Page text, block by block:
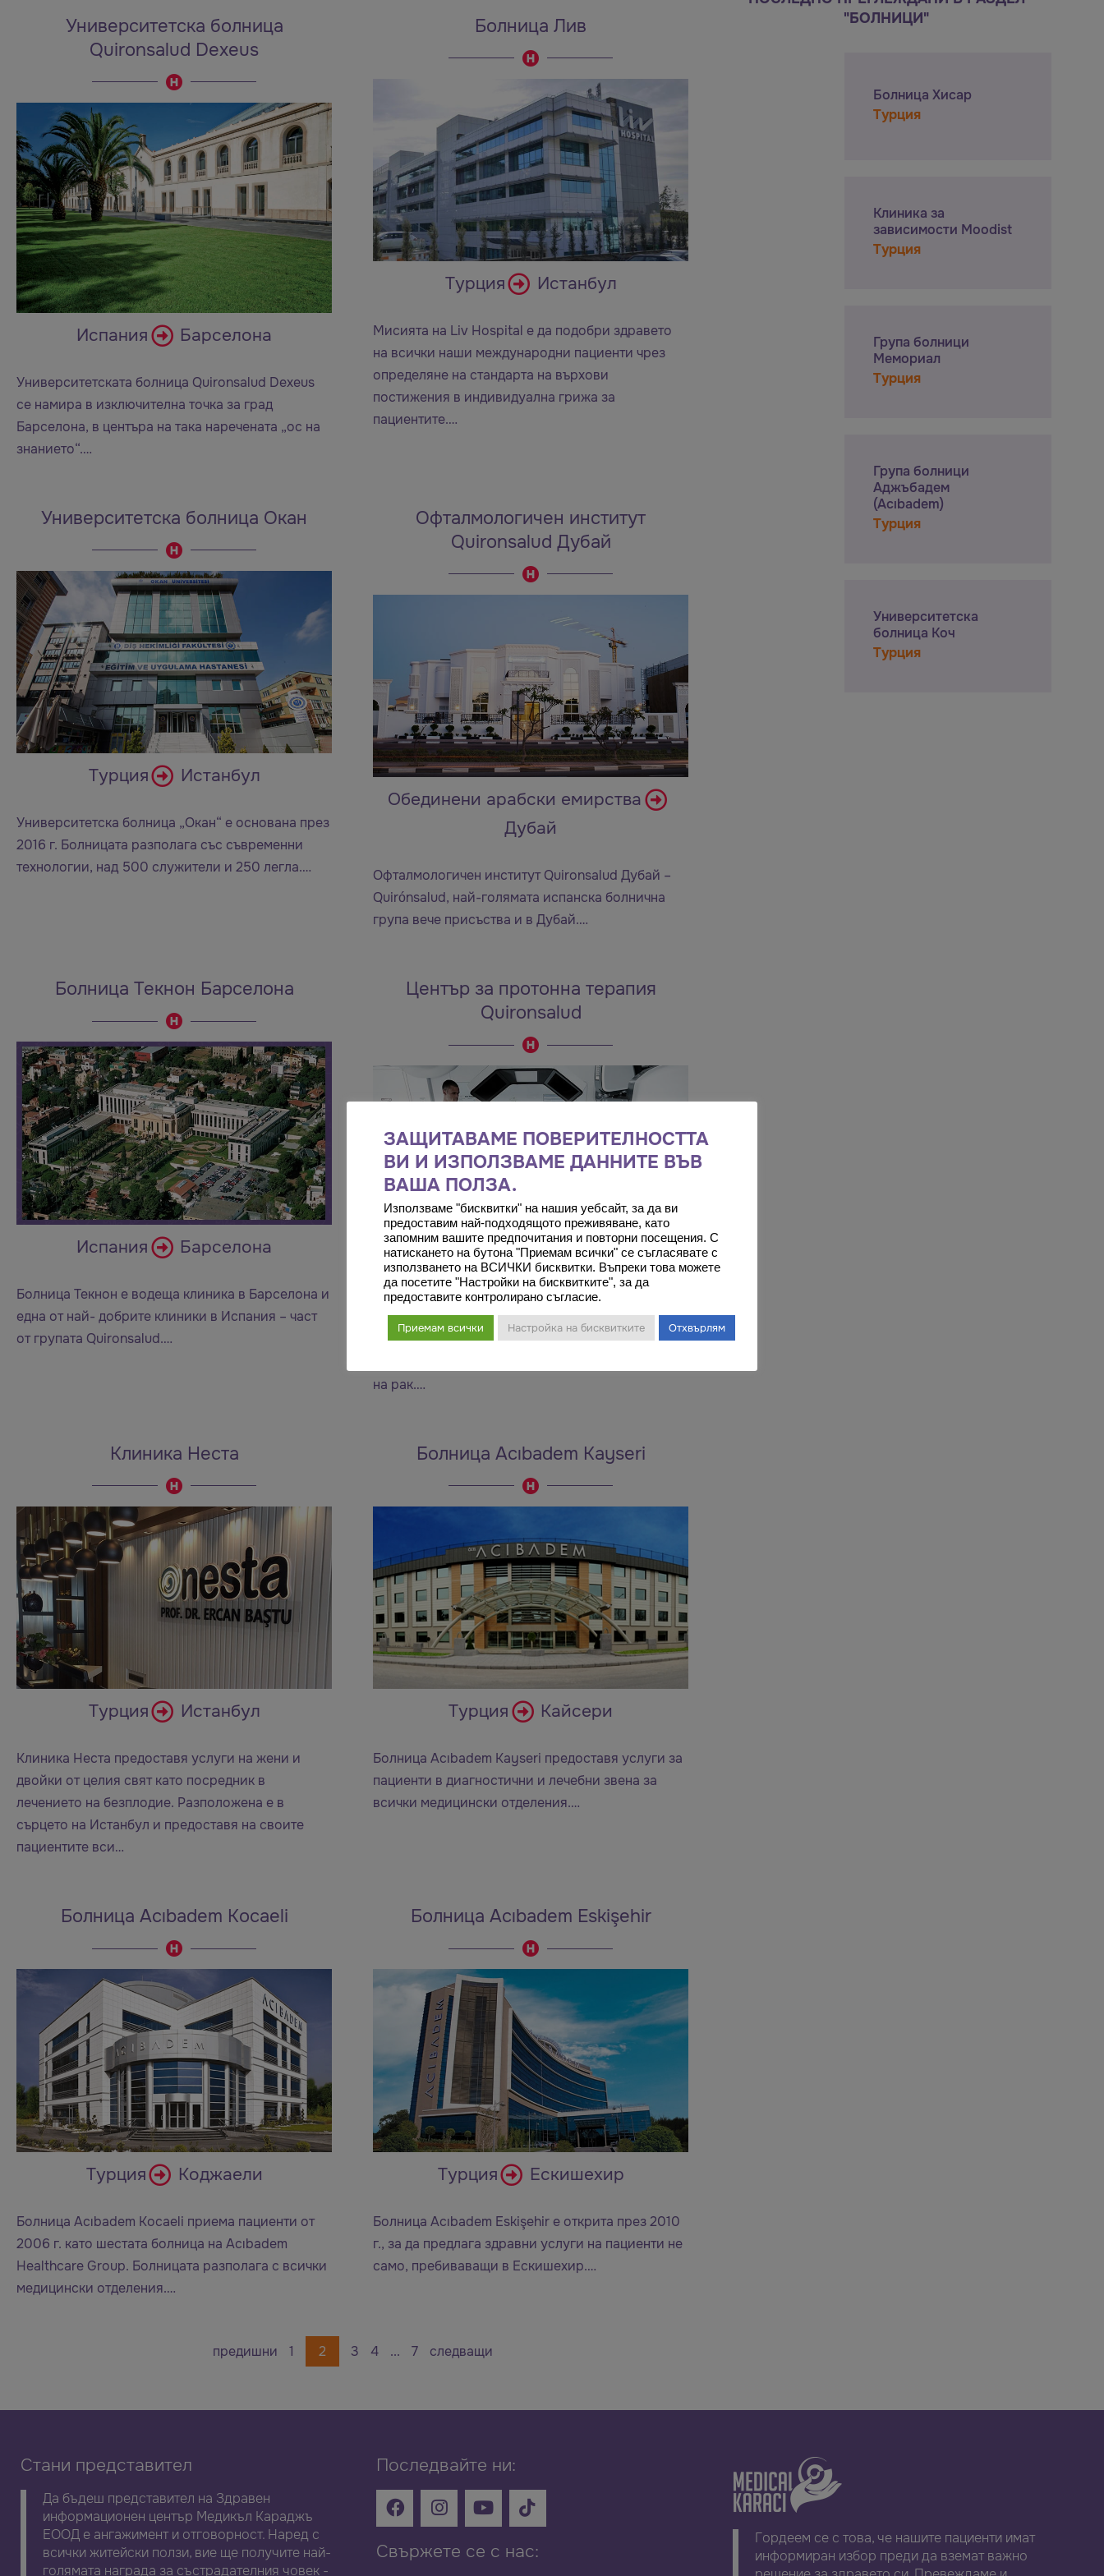
Университетска болница
Quironsalud Dexeus
Испания Барселона
Университетската болница Quironsalud Dexeus
се намира в изключителна точка за град
Барселона, в центъра на така наречената „ос на
знанието“.…
Болница Лив
Турция Истанбул
Мисията на Liv Hospital е да подобри здравето
на всички наши международни пациенти чрез
определяне на стандарта на върхови
постижения в индивидуална грижа за
пациентите.…
Университетска болница Окан
Турция Истанбул
Университетска болница „Окан“ е основана през
2016 г. Болницата разполага със съвременни
технологии, над 500 служители и 250 легла.…
Офталмологичен институт
Quironsalud Дубай
Обединени арабски емирства
Дубай
Офталмологичен институт Quironsalud Дубай –
Quirónsalud, най-голямата испанска болнична
група вече присъства и в Дубай.…
Болница Текнон Барселона
Испания Барселона
Болница Текнон е водеща клиника в Барселона и
една от най- добрите клиники в Испания – част
от групата Quironsalud.…
Център за протонна терапия
Quironsalud
Испания Мадрид
Центърът за протонна терапия Quirónsalud,
открит през 2019 г. в Мадрид, е първият в
на рак.…
Клиника Неста
Турция Истанбул
Клиника Неста предоставя услуги на жени и
двойки от целия свят като посредник в
лечението на безплодие. Разположена е в
сърцето на Истанбул и предоставя на своите
пациентите вси…
Болница Acıbadem Kayseri
Турция Кайсери
Болница Acıbadem Kayseri предоставя услуги за
пациенти в диагностични и лечебни звена за
всички медицински отделения.…
Болница Acıbadem Kocaeli
Турция Коджаели
Болница Acıbadem Kocaeli приема пациенти от
2006 г. като шестата болница на Acıbadem
Healthcare Group. Болницата разполага с всички
медицински отделения.…
Болница Acıbadem Eskişehir
Турция Ескишехир
Болница Acıbadem Eskişehir е открита през 2010
г., за да предлага здравни услуги на пациенти не
само, пребиваващи в Ескишехир.…
предишни 1 2 3 4 ... 7 следващи
"БОЛНИЦИ"
Болница Хисар
Турция
Клиника за
зависимости Moodist
Турция
Група болници
Мемориал
Турция
Група болници
Аджъбадем
(Acıbadem)
Турция
Университетска
болница Коч
Турция
Стани представител
Да бъдеш представител на Здравен
информационен център Медикъл Караджъ
ЕООД е ангажимент и отговорност. Наред с
всички житейски ползи, вие ще получите най-
голямата награда за състрадателния човек -
Последвайте ни:
Свържете се с нас:
Гордеем се с това, че нашите пациенти имат
информиран избор преди да вземат важно
ЗАЩИТАВАМЕ ПОВЕРИТЕЛНОСТТА
ВИ И ИЗПОЛЗВАМЕ ДАННИТЕ ВЪВ
ВАША ПОЛЗА.
Използваме "бисквитки" на нашия уебсайт, за да ви
предоставим най-подходящото преживяване, като
запомним вашите предпочитания и повторни посещения. С
натискането на бутона "Приемам всички" се съгласявате с
използването на ВСИЧКИ бисквитки. Въпреки това можете
да посетите "Настройки на бисквитките", за да
предоставите контролирано съгласие.
Приемам всички Настройка на бисквитките Отхвърлям